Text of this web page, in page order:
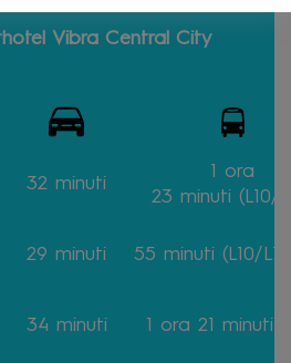
Vibra Central City
32 minuti
1 ora
23 minuti (L10/
29 minuti 55 minuti (L10/
34 minuti 1 ora 21 minuti